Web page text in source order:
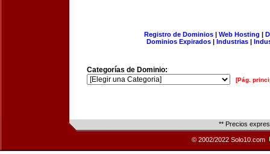
Registro de Dominios| Web Hosting |
Dominios Expirados | Industrias |
Categorías de Dominio:
[Pág.
** Precios
© 2002/2022 Solo10.com